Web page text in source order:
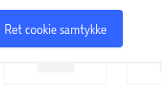
Ret cookie samtykke